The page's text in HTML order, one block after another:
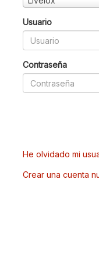
Usuario
Contraseña
He olvidado mi
Crear una cuenta